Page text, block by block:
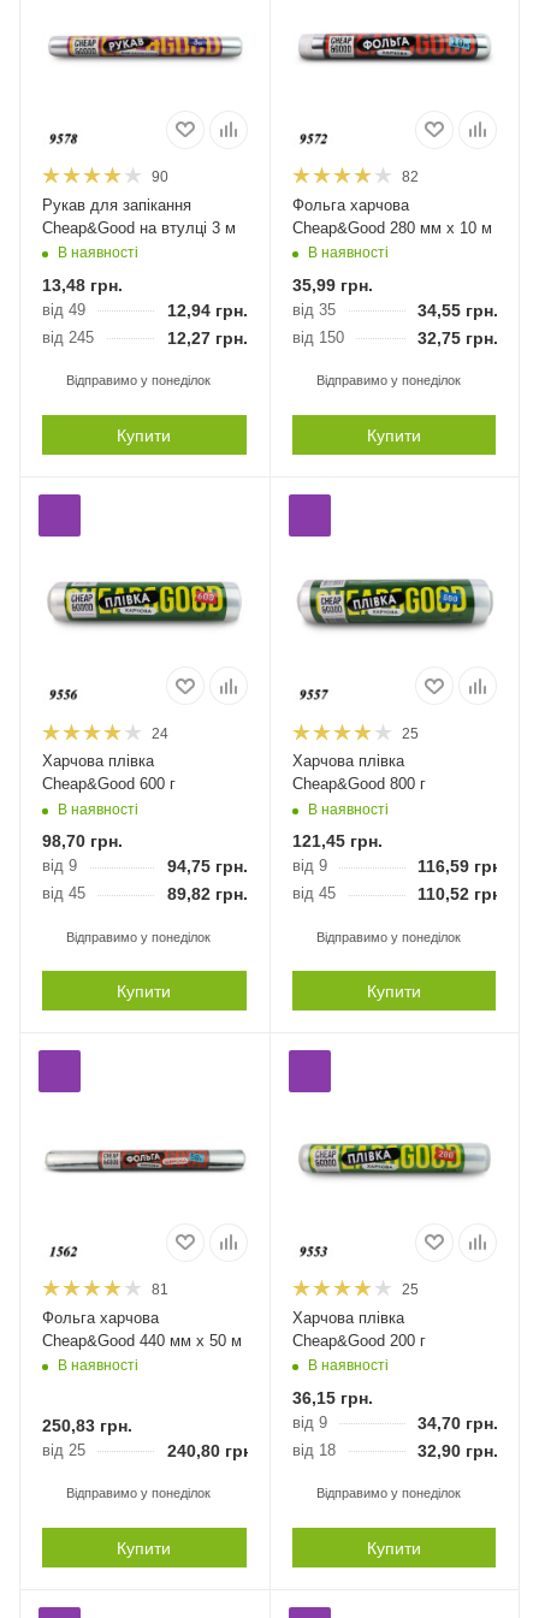
90
Рукав для запікання
Cheap&Good на втулці 3 м
В наявності
13,48 грн.
від 49 12,94 грн.
від 245 12,27 грн.
Відправимо у понеділок
Купити
82
Фольга харчова
Cheap&Good 280 мм х 10 м
В наявності
35,99грн.
від 35 34,55грн.
від 150 32,75грн.
Відправимо у понеділок
Купити
24
Харчова плівка
Cheap&Good 600 г
В наявності
98,70 грн.
від 9 94,75 грн.
від 45 89,82 грн.
Відправимо у понеділок
Купити
25
Харчова плівка
Cheap&Good 800 г
В наявності
121,45грн.
від 9 116,59грн.
від 45 110,52грн.
Відправимо у понеділок
Купити
81
Фольга харчова
Cheap&Good 440 мм х 50 м
В наявності
250,83 грн.
від 25 240,80 грн.
Відправимо у понеділок
Купити
25
Харчова плівка
Cheap&Good 200 г
В наявності
36,15грн.
від 9 34,70грн.
від 18 32,90грн.
Відправимо у понеділок
Купити